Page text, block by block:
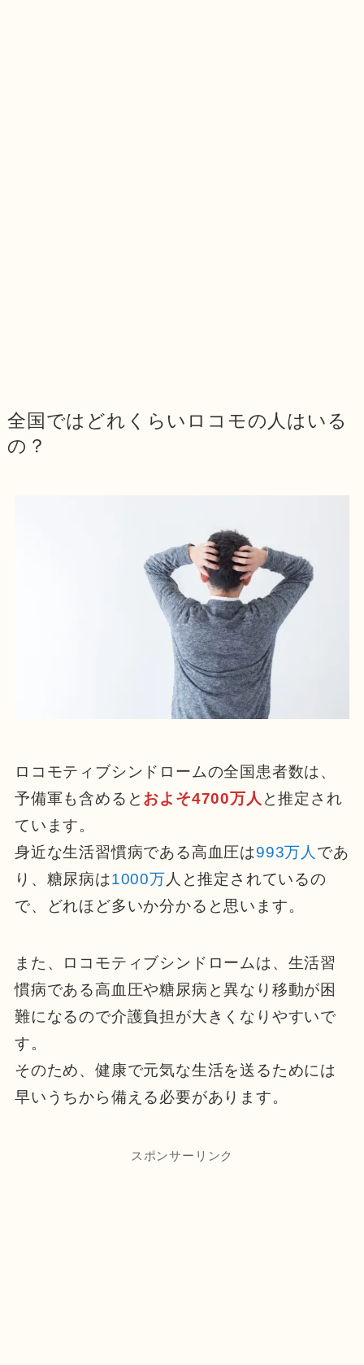
全国ではどれくらいロコモの人はいる
の？
ロコモティブシンドロームの全国患者数は、
予備軍も含めると およそ4700万人 と推定され
ています。
身近な生活習慣病である高血圧は993万人 であ
り、糖尿病は1000万 人と推定されているの
で、どれほど多いか分かると思います。
また、ロコモティブシンドロームは、生活習
慣病である高血圧や糖尿病と異なり移動が困
難になるので介護負担が大きくなりやすいで
す。
そのため、健康で元気な生活を送るためには
早いうちから備える必要があります。
スポンサーリンク